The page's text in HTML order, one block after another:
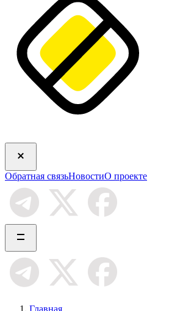
Обратная связьНовостиО проекте
Главная